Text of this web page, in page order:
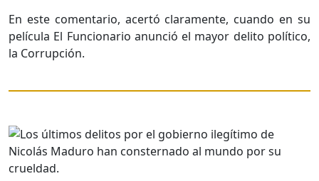
En este comentario, acertó claramente, cuando en su
película El Funcionario anunció el mayor delito político,
la Corrupción.